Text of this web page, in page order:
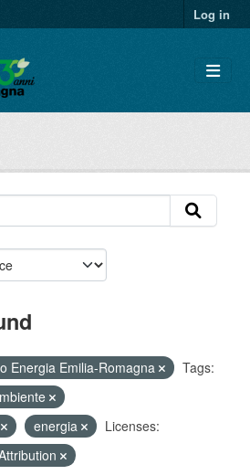
Log in
Energia Emilia-Romagna
Tags:
energia
Licenses: